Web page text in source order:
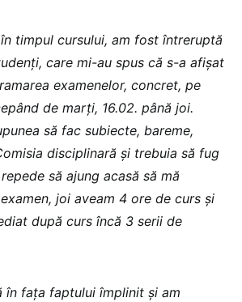
în timpul cursului, am fost întreruptă
care mi-au spus că s-a afișat
examenelor, concret, pe
de marți, 16.02. până joi.
să fac subiecte, bareme,
disciplinară și trebuia să fug
să ajung acasă să mă
joi aveam 4 ore de curs și
după curs încă 3 serii de
în fața faptului împlinit și am